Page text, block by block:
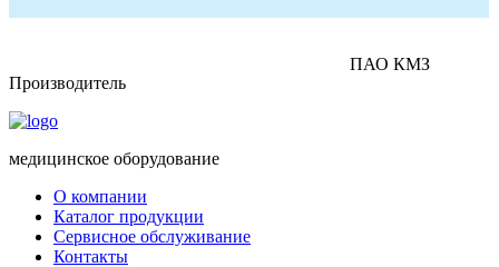
Производитель
ПАО КМЗ
медицинское оборудование
О компании
Каталог продукции
Сервисное обслуживание
Контакты